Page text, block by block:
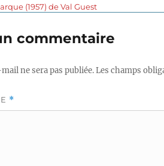
(1957) de Val Guest
commentaire
ne sera pas publiée.Les champs
*